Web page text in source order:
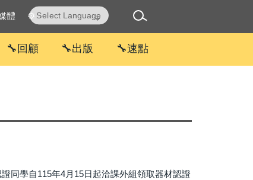
Translate
體 ⚙
🔧回顧 🔧出版 🔧速點
同學自115年4月15日起洽課外組領取器材認證